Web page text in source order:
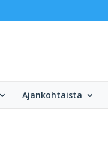
Ajankohtaista